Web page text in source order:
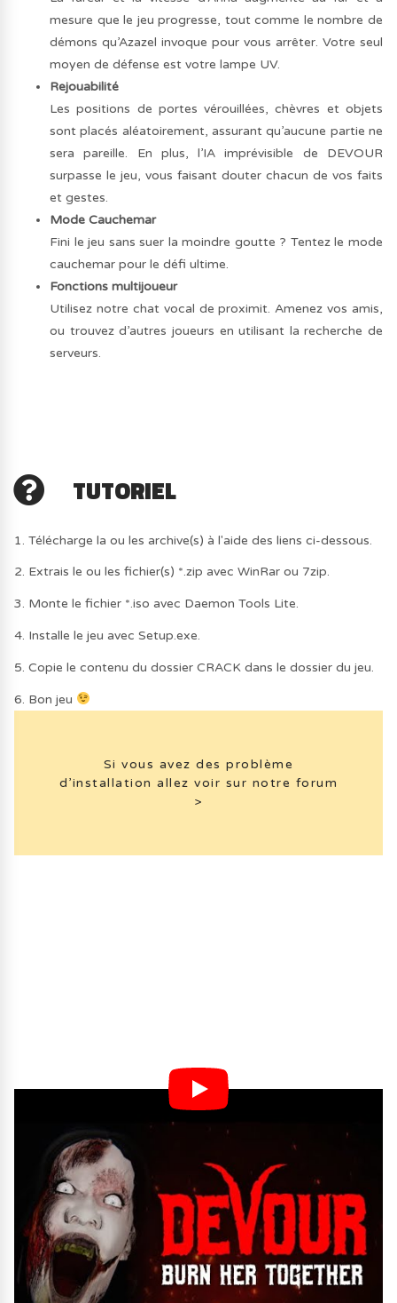
mesure que le jeu progresse, tout comme le nombre de
démons qu’Azazel invoque pour vous arrêter. Votre seul
moyen de défense est votre lampe UV.
Rejouabilité
Les positions de portes vérouillées, chèvres et objets
sont placés aléatoirement, assurant qu’aucune partie ne
sera pareille. En plus, l’IA imprévisible de DEVOUR
surpasse le jeu, vous faisant douter chacun de vos faits
et gestes.
Mode Cauchemar
Fini le jeu sans suer la moindre goutte ? Tentez le mode
cauchemar pour le défi ultime.
Fonctions multijoueur
Utilisez notre chat vocal de proximit. Amenez vos amis,
ou trouvez d’autres joueurs en utilisant la recherche de
serveurs.
TUTORIEL
1. Télécharge la ou les archive(s) à l'aide des liens ci-dessous.
2. Extrais le ou les fichier(s) *.zip avec WinRar ou 7zip.
3. Monte le fichier *.iso avec Daemon Tools Lite.
4. Installe le jeu avec Setup.exe.
5. Copie le contenu du dossier CRACK dans le dossier du jeu.
6. Bon jeu
Si vous avez des problème
d’installation allez voir sur notre forum
>